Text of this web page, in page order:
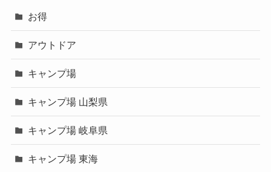
お得
アウトドア
キャンプ場
キャンプ場 山梨県
キャンプ場 岐阜県
キャンプ場 東海